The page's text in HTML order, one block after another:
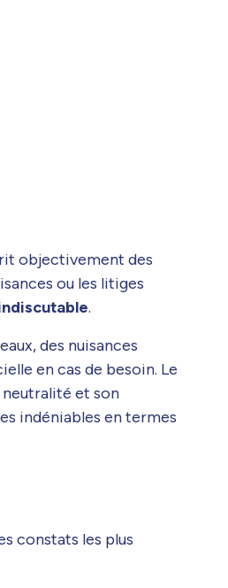
objectivement des
ou les litiges
.
des nuisances
en cas de besoin. Le
neutralité et son
indéniables en termes
constats les plus